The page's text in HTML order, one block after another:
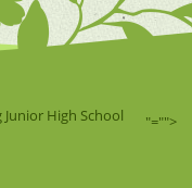
High School
"="">